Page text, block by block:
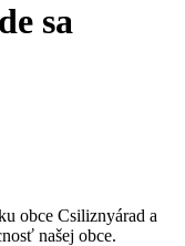
sa
obce Csiliznyárad a
našej obce.